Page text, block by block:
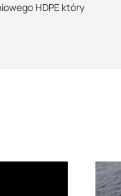
HDPE który